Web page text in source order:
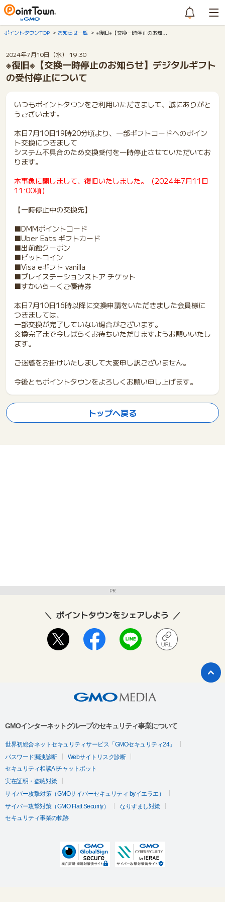
ポイントタウンTOP お知らせ一覧 ※復旧※【交換一時停止のお知…
2024年7月10日（水） 19:30
※復旧※【交換一時停止のお知らせ】デジタルギフト
の受付停止について
いつもポイントタウンをご利用いただきまして、誠にありがと
うございます。
本日7月10日19時20分頃より、一部ギフトコードへのポイン
ト交換につきまして
システム不具合のため交換受付を一時停止させていただいてお
ります。
本事象に関しまして、復旧いたしました。（2024年7月11日
11:00頃）
【一時停止中の交換先】
■DMMポイントコード
■Uber Eats ギフトカード
■出前館クーポン
■ビットコイン
■Visa eギフト vanilla
■プレイステーションストア チケット
■すかいらーくご優待券
本日7月10日16時以降に交換申請をいただきました会員様に
つきましては、
一部交換が完了していない場合がございます。
交換完了まで今しばらくお待ちいただけますようお願いいたし
ます。
ご迷惑をお掛けいたしまして大変申し訳ございません。
今後ともポイントタウンをよろしくお願い申し上げます。
トップへ戻る
PR
ポイントタウンをシェアしよう
GMOインターネットグループのセキュリティ事業について
世界初総合ネットセキュリティサービス「GMOセキュリティ24」
パスワード漏洩診断
Webサイトリスク診断
セキュリティ相談AIチャットボット
実在証明・盗聴対策
サイバー攻撃対策（GMOサイバーセキュリティ byイエラエ）
サイバー攻撃対策（GMO Flatt Security）
なりすまし対策
セキュリティ事業の軌跡